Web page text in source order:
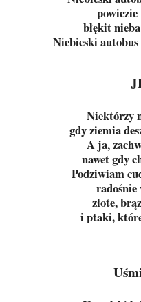
błękit
Niebieski
Niektórzy
gdy ziemia
A ja,
nawet gdy
Podziwiam
złote,
i ptaki,